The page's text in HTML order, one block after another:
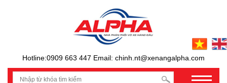
Hotline:0909 663 447 Email: chinh.nt@xenangalpha.com